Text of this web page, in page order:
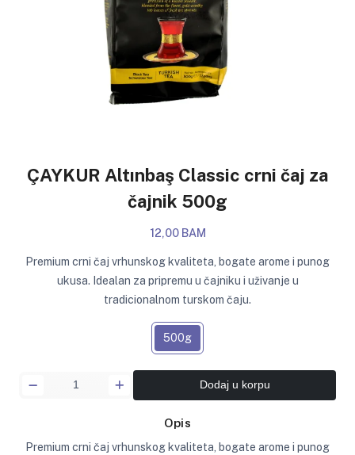
ÇAYKUR Altınbaş Classic crni čaj za
čajnik 500g
12,00 BAM
Premium crni čaj vrhunskog kvaliteta, bogate arome i punog
ukusa. Idealan za pripremu u čajniku i uživanje u
tradicionalnom turskom čaju.
500g
Dodaj u korpu
Opis
Premium crni čaj vrhunskog kvaliteta, bogate arome i punog